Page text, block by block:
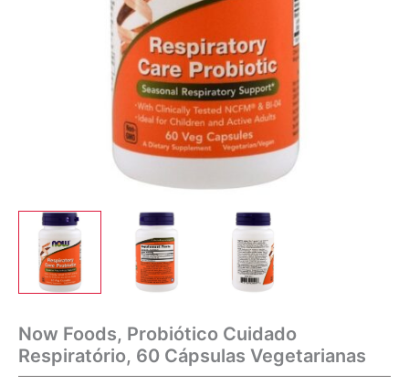
Now Foods, Probiótico Cuidado
Respiratório, 60 Cápsulas Vegetarianas